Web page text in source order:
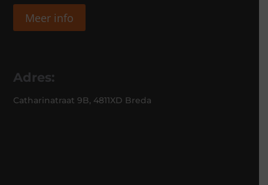
Meer info
Adres:
Catharinatraat 9B, 4811XD Breda